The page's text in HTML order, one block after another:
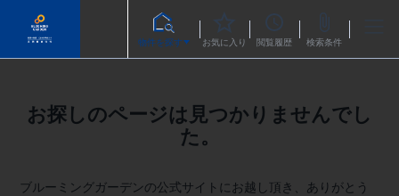
物件を探す お気に入り 閲覧履歴 検索条件
お探しのページは見つかりませんでし
た。
ブルーミングガーデンの公式サイトにお越し頂き、ありがとう